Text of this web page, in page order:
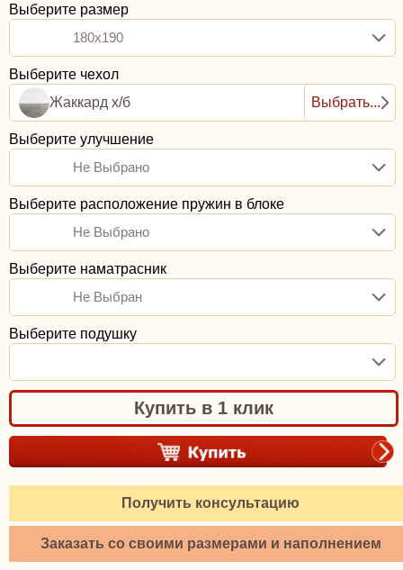
Выберите размер
180x190
Выберите чехол
Жаккард х/б
Выбрать...
Выберите улучшение
Не Выбрано
Выберите расположение пружин в блоке
Не Выбрано
Выберите наматрасник
Не Выбран
Выберите подушку
Купить в 1 клик
Получить консультацию
Заказать со своими размерами и наполнением